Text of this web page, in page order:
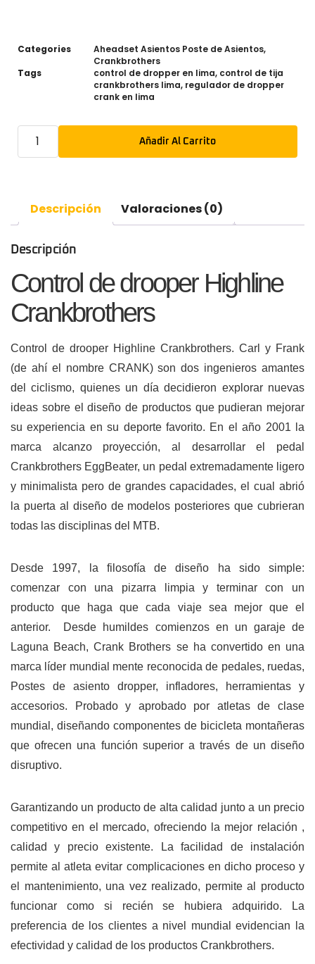
Categories Aheadset Asientos Poste de Asientos,
Crankbrothers
Tags
control de dropper en lima, control de tija
crankbrothers lima, regulador de dropper
crank en lima
Añadir Al Carrito
Descripción Valoraciones (0)
Descripción
Control de drooper Highline
Crankbrothers
Control de drooper Highline Crankbrothers. Carl y Frank
(de ahí el nombre CRANK) son dos ingenieros amantes
del ciclismo, quienes un día decidieron explorar nuevas
ideas sobre el diseño de productos que pudieran mejorar
su experiencia en su deporte favorito. En el año 2001 la
marca alcanzo proyección, al desarrollar el pedal
Crankbrothers EggBeater, un pedal extremadamente ligero
y minimalista pero de grandes capacidades, el cual abrió
la puerta al diseño de modelos posteriores que cubrieran
todas las disciplinas del MTB.
Desde 1997, la filosofía de diseño ha sido simple:
comenzar con una pizarra limpia y terminar con un
producto que haga que cada viaje sea mejor que el
anterior. Desde humildes comienzos en un garaje de
Laguna Beach, Crank Brothers se ha convertido en una
marca líder mundial mente reconocida de pedales, ruedas,
Postes de asiento dropper, infladores, herramientas y
accesorios. Probado y aprobado por atletas de clase
mundial, diseñando componentes de bicicleta montañeras
que ofrecen una función superior a través de un diseño
disruptivo.
Garantizando un producto de alta calidad junto a un precio
competitivo en el mercado, ofreciendo la mejor relación ,
calidad y precio existente. La facilidad de instalación
permite al atleta evitar complicaciones en dicho proceso y
el mantenimiento, una vez realizado, permite al producto
funcionar como si recién se hubiera adquirido. La
preferencia de los clientes a nivel mundial evidencian la
efectividad y calidad de los productos Crankbrothers.